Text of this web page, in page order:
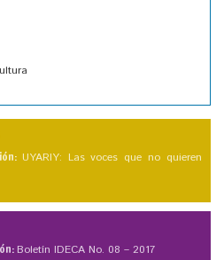
UYARIY: Las voces que no quieren
Boletín IDECA No. 08 – 2017